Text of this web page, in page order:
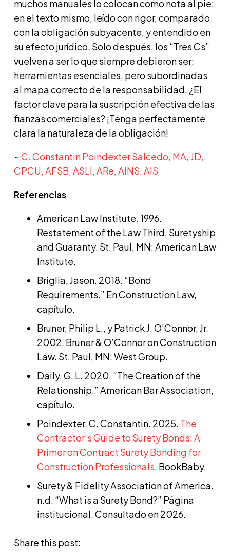
muchos manuales lo colocan como nota al pie:
en el texto mismo, leído con rigor, comparado
con la obligación subyacente, y entendido en
su efecto jurídico. Solo después, los “Tres Cs”
vuelven a ser lo que siempre debieron ser:
herramientas esenciales, pero subordinadas
al mapa correcto de la responsabilidad. ¿El
factor clave para la suscripción efectiva de las
fianzas comerciales? ¡Tenga perfectamente
clara la naturaleza de la obligación!
~C. Constantin Poindexter Salcedo, MA, JD,
CPCU, AFSB, ASLI, ARe, AINS, AIS
Referencias
American Law Institute. 1996.
Restatement of the Law Third, Suretyship
and Guaranty. St. Paul, MN: American Law
Institute.
Briglia, Jason. 2018. “Bond
Requirements.” En Construction Law,
capítulo.
Bruner, Philip L., y Patrick J. O’Connor, Jr.
2002. Bruner & O’Connor on Construction
Law. St. Paul, MN: West Group.
Daily, G. L. 2020. “The Creation of the
Relationship.” American Bar Association,
capítulo.
Poindexter, C. Constantin. 2025. The
Contractor’s Guide to Surety Bonds: A
Primer on Contract Surety Bonding for
Construction Professionals. BookBaby.
Surety & Fidelity Association of America.
n.d. “What is a Surety Bond?” Página
institucional. Consultado en 2026.
Share this post: